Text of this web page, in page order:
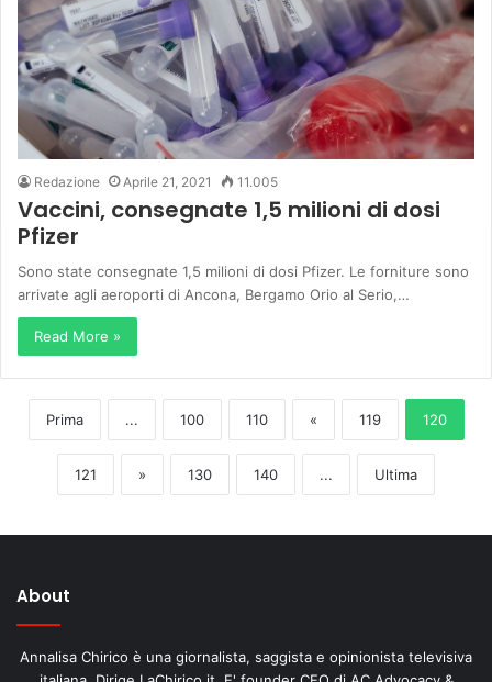
Redazione Aprile 21, 2021 11.005
Vaccini, consegnate 1,5 milioni di dosi
Pfizer
Sono state consegnate 1,5 milioni di dosi Pfizer. Le forniture sono
arrivate agli aeroporti di Ancona, Bergamo Orio al Serio,…
Read More »
Prima ... 100 110 « 119 120
121 » 130 140 ... Ultima
About
Annalisa Chirico è una giornalista, saggista e opinionista televisiva